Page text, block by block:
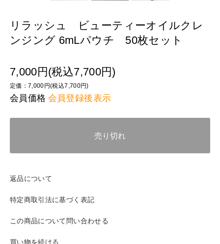
リラッシュ ビューティーオイルクレ
ンジング 6mLパウチ 50枚セット
7,000円(税込7,700円)
定価：7,000円(税込7,700円)
会員価格 会員登録後表示
売り切れ
返品について
特定商取引法に基づく表記
この商品について問い合わせる
買い物を続ける